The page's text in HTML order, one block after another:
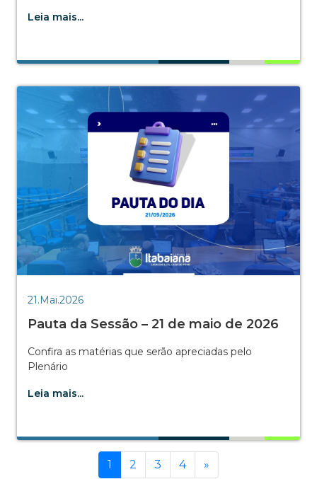
Leia mais...
21.Mai.2026
Pauta da Sessão – 21 de maio de 2026
Confira as matérias que serão apreciadas pelo
Plenário
Leia mais...
1 (current)
2 3 4 »